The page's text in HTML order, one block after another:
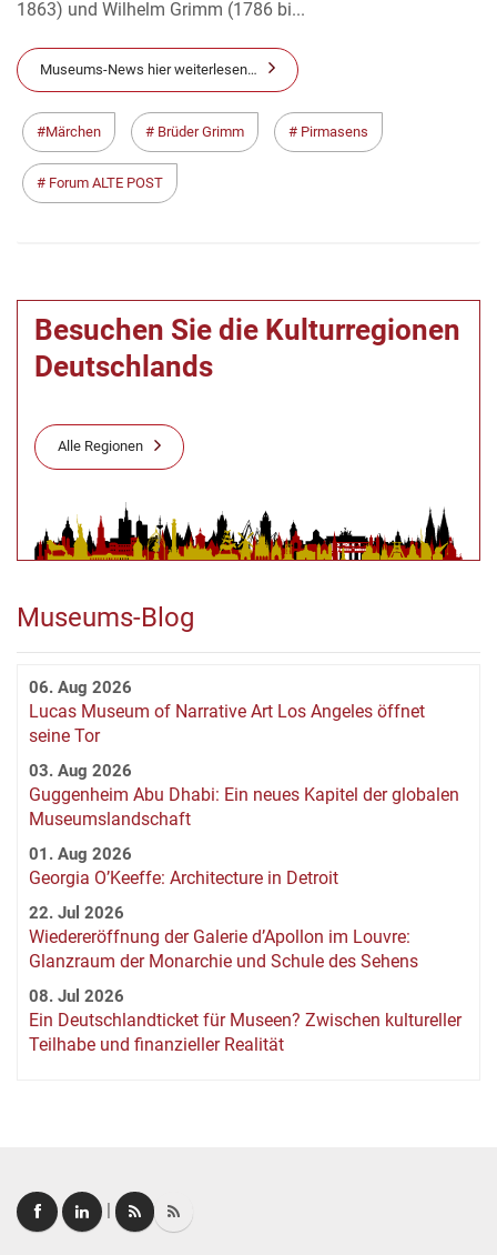
1863) und Wilhelm Grimm (1786 bi...
Museums-News hier weiterlesen…
Märchen Brüder Grimm Pirmasens
Forum ALTE POST
Besuchen Sie die Kulturregionen
Deutschlands
Alle Regionen
Museums-Blog
06. Aug 2026
Lucas Museum of Narrative Art Los Angeles öffnet
seine Tor
03. Aug 2026
Guggenheim Abu Dhabi: Ein neues Kapitel der globalen
Museumslandschaft
01. Aug 2026
Georgia O’Keeffe: Architecture in Detroit
22. Jul 2026
Wiedereröffnung der Galerie d’Apollon im Louvre:
Glanzraum der Monarchie und Schule des Sehens
08. Jul 2026
Ein Deutschlandticket für Museen? Zwischen kultureller
Teilhabe und finanzieller Realität
|